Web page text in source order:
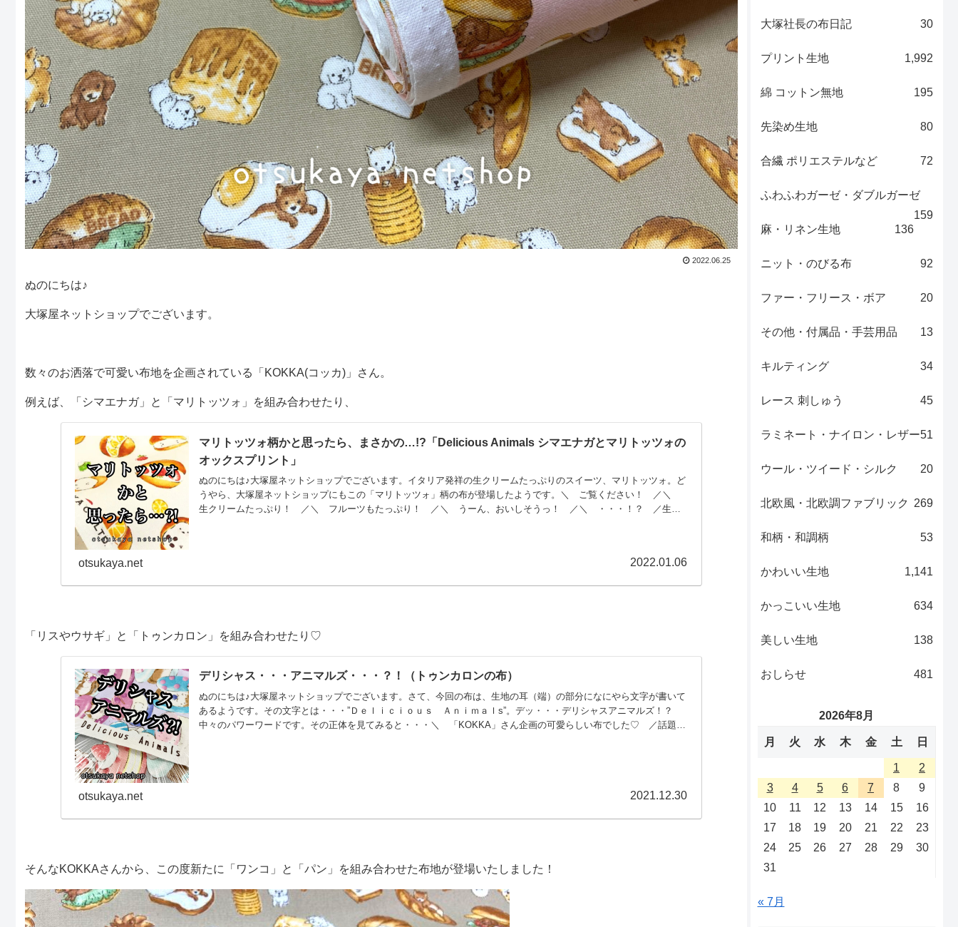
2022.06.25
ぬのにちは♪
大塚屋ネットショップでございます。
数々のお洒落で可愛い布地を企画されている「KOKKA(コッカ)」さん。
例えば、「シマエナガ」と「マリトッツォ」を組み合わせたり、
マリトッツォ柄かと思ったら、まさかの…!?「Delicious Animals シマエナガとマリトッツォの
オックスプリント」
ぬのにちは♪大塚屋ネットショップでございます。イタリア発祥の生クリームたっぷりのスイーツ、マリトッツォ。ど
うやら、大塚屋ネットショップにもこの「マリトッツォ」柄の布が登場したようです。＼ ご覧ください！ ／＼
生クリームたっぷり！ ／＼ フルーツもたっぷり！ ／＼ うーん、おいしそうっ！ ／＼ ・・・！？ ／生ク
otsukaya.net 2022.01.06
「リスやウサギ」と「トゥンカロン」を組み合わせたり♡
デリシャス・・・アニマルズ・・・？！（トゥンカロンの布）
ぬのにちは♪大塚屋ネットショップでございます。さて、今回の布は、生地の耳（端）の部分になにやら文字が書いて
あるようです。その文字とは・・・”Ｄｅｌｉｃｉｏｕｓ Ａｎｉｍａｌs”。デッ・・・デリシャスアニマルズ！？
中々のパワーワードです。その正体を見てみると・・・＼ 「KOKKA」さん企画の可愛らしい布でした♡ ／話題の
otsukaya.net 2021.12.30
そんなKOKKAさんから、この度新たに「ワンコ」と「パン」を組み合わせた布地が登場いたしました！
大塚社長の布日記 30
プリント生地 1,992
綿 コットン無地 195
先染め生地 80
合繊 ポリエステルなど 72
ふわふわガーゼ・ダブルガーゼ
159
麻・リネン生地
136
ニット・のびる布 92
ファー・フリース・ボア 20
その他・付属品・手芸用品 13
キルティング 34
レース 刺しゅう 45
ラミネート・ナイロン・レザー51
ウール・ツイード・シルク 20
北欧風・北欧調ファブリック 269
和柄・和調柄 53
かわいい生地 1,141
かっこいい生地 634
美しい生地 138
おしらせ 481
2026年8月
月 火 水 木 金 土 日
1
2
3
4 5 6 7 8
9
10
11 12 13 14 15
16
17
18 19 20 21 22
23
24
25 26 27 28 29
30
31
« 7月